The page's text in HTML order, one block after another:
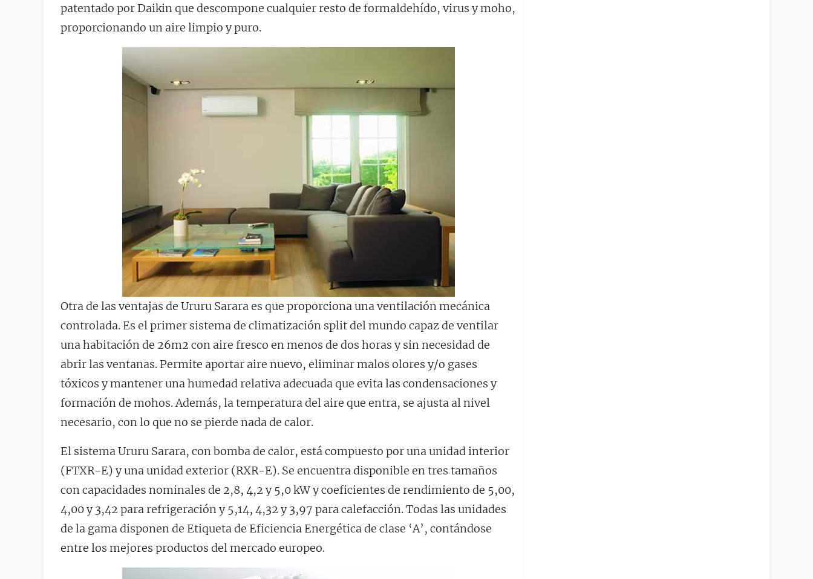
patentado por Daikin que descompone cualquier resto de formaldehído, virus y moho,
proporcionando un aire limpio y puro.
Otra de las ventajas de Ururu Sarara es que proporciona una ventilación mecánica
controlada. Es el primer sistema de climatización split del mundo capaz de ventilar
una habitación de 26m2 con aire fresco en menos de dos horas y sin necesidad de
abrir las ventanas. Permite aportar aire nuevo, eliminar malos olores y/o gases
tóxicos y mantener una humedad relativa adecuada que evita las condensaciones y
formación de mohos. Además, la temperatura del aire que entra, se ajusta al nivel
necesario, con lo que no se pierde nada de calor.
El sistema Ururu Sarara, con bomba de calor, está compuesto por una unidad interior
(FTXR-E) y una unidad exterior (RXR-E). Se encuentra disponible en tres tamaños
con capacidades nominales de 2,8, 4,2 y 5,0 kW y coeficientes de rendimiento de 5,00,
4,00 y 3,42 para refrigeración y 5,14, 4,32 y 3,97 para calefacción. Todas las unidades
de la gama disponen de Etiqueta de Eficiencia Energética de clase ‘A’, contándose
entre los mejores productos del mercado europeo.